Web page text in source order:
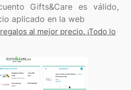
Gifts&Care es válido,
aplicado en la web
al mejor precio. ¡Todo lo